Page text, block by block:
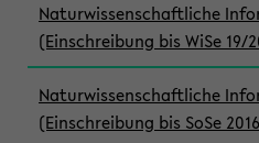
Naturwissenschaftliche
(Einschreibung bis WiSe 19/
Naturwissenschaftliche
(Einschreibung bis SoSe